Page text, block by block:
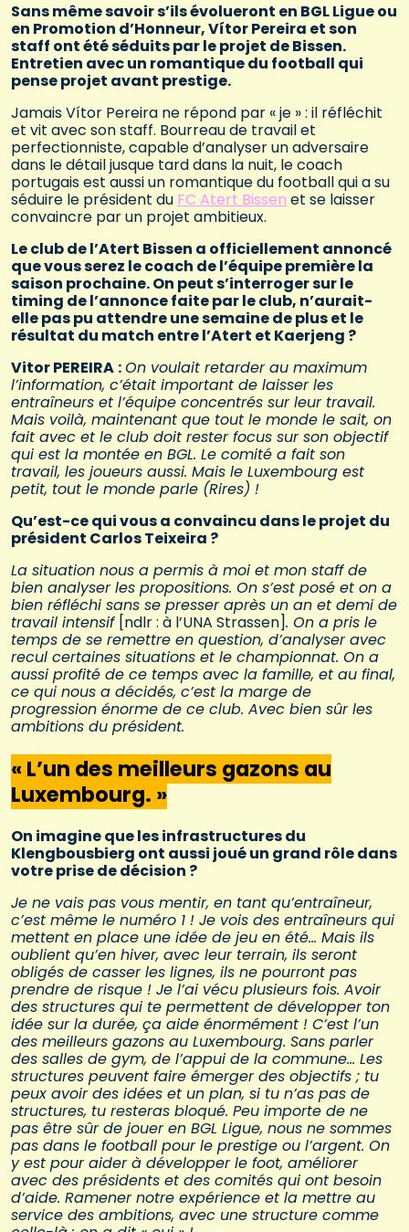
Sans même savoir s’ils évolueront en BGL Ligue ou
en Promotion d’Honneur, Vítor Pereira et son
staff ont été séduits par le projet de Bissen.
Entretien avec un romantique du football qui
pense projet avant prestige.
Jamais Vítor Pereira ne répond par « je » : il réfléchit
et vit avec son staff. Bourreau de travail et
perfectionniste, capable d’analyser un adversaire
dans le détail jusque tard dans la nuit, le coach
portugais est aussi un romantique du football qui a su
séduire le président du FC Atert Bissen et se laisser
convaincre par un projet ambitieux.
Le club de l’Atert Bissen a officiellement annoncé
que vous serez le coach de l’équipe première la
saison prochaine. On peut s’interroger sur le
timing de l’annonce faite par le club, n’aurait-
elle pas pu attendre une semaine de plus et le
résultat du match entre l’Atert et Kaerjeng ?
Vitor PEREIRA :On voulait retarder au maximum
l’information, c’était important de laisser les
entraîneurs et l’équipe concentrés sur leur travail.
Mais voilà, maintenant que tout le monde le sait, on
fait avec et le club doit rester focus sur son objectif
qui est la montée en BGL. Le comité a fait son
travail, les joueurs aussi. Mais le Luxembourg est
petit, tout le monde parle (Rires) !
Qu’est-ce qui vous a convaincu dans le projet du
président Carlos Teixeira ?
La situation nous a permis à moi et mon staff de
bien analyser les propositions. On s’est posé et on a
bien réfléchi sans se presser après un an et demi de
travail intensif [ndlr : à l’UNA Strassen]. On a pris le
temps de se remettre en question, d’analyser avec
recul certaines situations et le championnat. On a
aussi profité de ce temps avec la famille, et au final,
ce qui nous a décidés, c’est la marge de
progression énorme de ce club. Avec bien sûr les
ambitions du président.
« L’un des meilleurs gazons au
Luxembourg. »
On imagine que les infrastructures du
Klengbousbierg ont aussi joué un grand rôle dans
votre prise de décision ?
Je ne vais pas vous mentir, en tant qu’entraîneur,
c’est même le numéro 1 ! Je vois des entraîneurs qui
mettent en place une idée de jeu en été… Mais ils
oublient qu’en hiver, avec leur terrain, ils seront
obligés de casser les lignes, ils ne pourront pas
prendre de risque ! Je l’ai vécu plusieurs fois. Avoir
des structures qui te permettent de développer ton
idée sur la durée, ça aide énormément ! C’est l’un
des meilleurs gazons au Luxembourg. Sans parler
des salles de gym, de l’appui de la commune… Les
structures peuvent faire émerger des objectifs ; tu
peux avoir des idées et un plan, si tu n’as pas de
structures, tu resteras bloqué. Peu importe de ne
pas être sûr de jouer en BGL Ligue, nous ne sommes
pas dans le football pour le prestige ou l’argent. On
y est pour aider à développer le foot, améliorer
avec des présidents et des comités qui ont besoin
d’aide. Ramener notre expérience et la mettre au
service des ambitions, avec une structure comme